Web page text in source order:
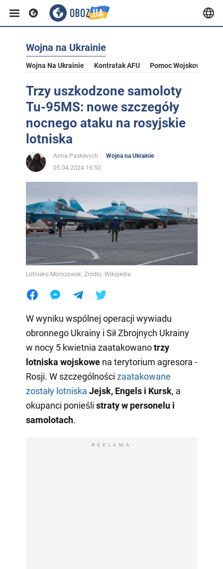
Wojna na Ukrainie
Wojna Na Ukrainie Kontratak AFU Pomoc Wojskowa Dla
Trzy uszkodzone samoloty
Tu-95MS: nowe szczegóły
nocnego ataku na rosyjskie
lotniska
Anna Paskevych
Wojna na Ukrainie
05.04.2024 16:50
Lotnisko Morozowsk. Źródło: Wikipedia
W wyniku wspólnej operacji wywiadu
obronnego Ukrainy i Sił Zbrojnych Ukrainy
w nocy 5 kwietnia zaatakowanotrzy
lotniska wojskowena terytorium agresora -
Rosji. W szczególności zaatakowane
zostały lotniska Jejsk, Engels i Kursk, a
okupanci ponieśli straty w personelu i
samolotach.
REKLAMA